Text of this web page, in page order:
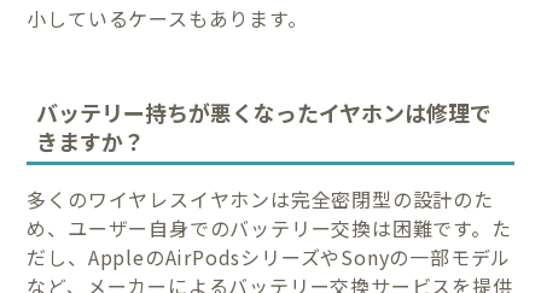
小しているケースもあります。
バッテリー持ちが悪くなったイヤホンは修理で
きますか？
多くのワイヤレスイヤホンは完全密閉型の設計のた
め、ユーザー自身でのバッテリー交換は困難です。た
だし、AppleのAirPodsシリーズやSonyの一部モデル
など、メーカーによるバッテリー交換サービスを提供